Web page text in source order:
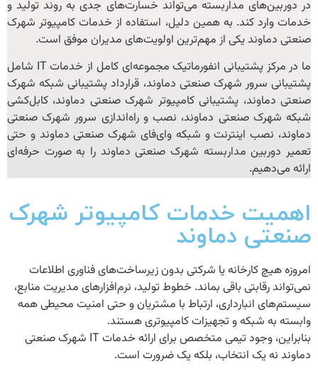
در دوربین‌های مداربسته می‌تواند خسارت‌های جدی به روند تولید و
خدمات وارد کند. به همین دلیل، استفاده از خدمات کامپیوتر شهرک
صنعتی دماوندیکی از مهم‌ترین اولویت‌های مدیران موفق است.
ما در مرکز پشتیبانی انفورماتیکمجموعه‌ای کامل از خدمات IT شامل
پشتیبانی سرور شهرک صنعتی دماوند، قرارداد پشتیبانی شبکه شهرک
صنعتی دماوند، پشتیبانی کامپیوتر شهرک صنعتی دماوند، کابل‌کشی
شبکه شهرک صنعتی دماوند، نصب و راه‌اندازی سرور شهرک صنعتی
دماوند، نصب اینترنت و شبکه وای‌فای شهرک صنعتی دماوند و حتی
تعمیر دوربین مداربسته شهرک صنعتی دماوند را به صورت حرفه‌ای
ارائه می‌دهیم.
اهمیت خدمات کامپیوتر شهرک
صنعتی دماوند
امروزه هیچ کارخانه یا شرکتی بدون زیرساخت‌های فناوری اطلاعات
نمی‌تواند رقابتی باقی بماند. خطوط تولید، نرم‌افزارهای مدیریت منابع،
سیستم‌های انبارداری، ارتباط با مشتریان و حتی امنیت محیطی همه
وابسته به شبکه و تجهیزات کامپیوتری هستند.
بنابراین، وجود تیمی متخصص برای ارائه
خدمات IT شهرک صنعتی
دماوند نه یک انتخاب، بلکه یک ضرورت است.